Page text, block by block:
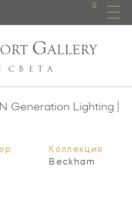
0
GALLERY
СВЕТА
Generation Lighting |
Коллекция
Beckham